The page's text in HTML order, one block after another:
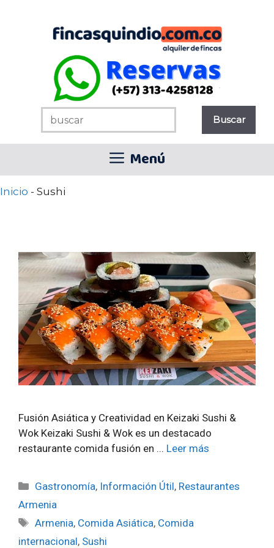
Menú
Inicio - Sushi
Fusión Asiática y Creatividad en Keizaki Sushi &
Wok Keizaki Sushi & Wok es un destacado
restaurante comida fusión en ... Leer más
Categorías
Gastronomía, Información Útil, Restaurantes
Armenia
Etiquetas
Armenia, Comida Asiática, Comida
internacional, Sushi